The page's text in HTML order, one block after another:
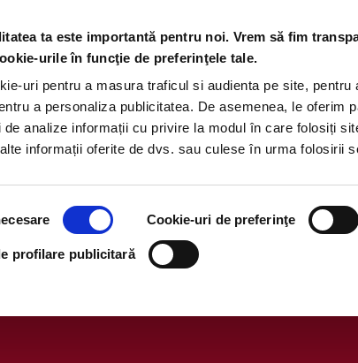
ta este importantă pentru noi. Vrem să fim
urile în funcţie de preferinţele tale.
uri pentru a masura traficul si audienta pe site, pentru
a personaliza publicitatea. De asemenea, le oferim
de analize informații cu privire la modul în care folosiți
informații oferite de dvs. sau culese în urma folosirii
Cookie-uri de preferinţe
profilare publicitară
Oficial al Campaniei